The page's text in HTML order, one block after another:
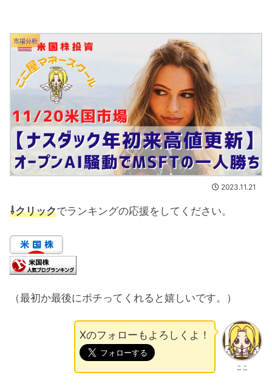
市場分析
2023.11.21
⇩クリックでランキングの応援をしてください。
（最初か最後にポチってくれると嬉しいです。）
ここ
Xのフォローもよろしくよ！